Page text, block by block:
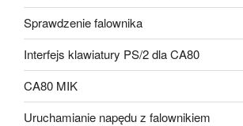
Sprawdzenie falownika
Interfejs klawiatury PS/2 dla CA80
CA80 MIK
Uruchamianie napędu z falownikiem